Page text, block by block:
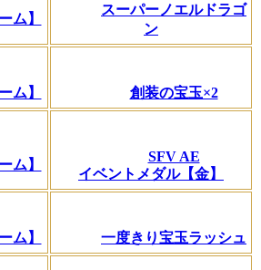
ム】
スーパーノエルドラゴ
ン
ム】 創装の宝玉×2
ム】
SFV AE
イベントメダル【金】
ム】 一度きり宝玉ラッシュ